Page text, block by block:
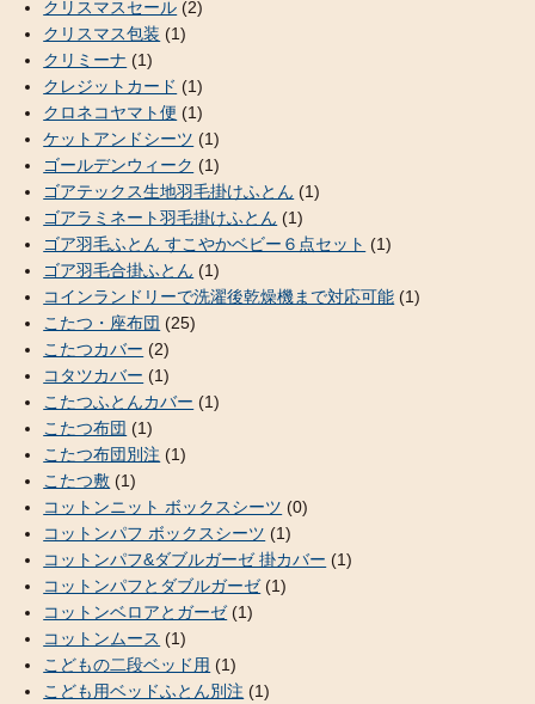
クリスマスセール (2)
クリスマス包装 (1)
クリミーナ (1)
クレジットカード (1)
クロネコヤマト便 (1)
ケットアンドシーツ (1)
ゴールデンウィーク (1)
ゴアテックス生地羽毛掛けふとん (1)
ゴアラミネート羽毛掛けふとん (1)
ゴア羽毛ふとん すこやかベビー６点セット (1)
ゴア羽毛合掛ふとん (1)
コインランドリーで洗濯後乾燥機まで対応可能 (1)
こたつ・座布団 (25)
こたつカバー (2)
コタツカバー (1)
こたつふとんカバー (1)
こたつ布団 (1)
こたつ布団別注 (1)
こたつ敷 (1)
コットンニット ボックスシーツ (0)
コットンパフ ボックスシーツ (1)
コットンパフ&ダブルガーゼ 掛カバー (1)
コットンパフとダブルガーゼ(1)
コットンベロアとガーゼ(1)
コットンムース (1)
こどもの二段ベッド用 (1)
こども用ベッドふとん別注 (1)